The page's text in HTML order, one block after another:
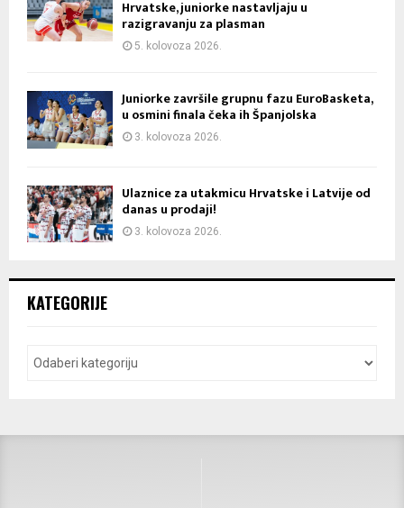
Hrvatske, juniorke nastavljaju u
razigravanju za plasman
5. kolovoza 2026.
Juniorke završile grupnu fazu EuroBasketa,
u osmini finala čeka ih Španjolska
3. kolovoza 2026.
Ulaznice za utakmicu Hrvatske i Latvije od
danas u prodaji!
3. kolovoza 2026.
KATEGORIJE